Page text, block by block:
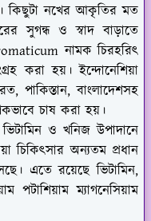
কিছুটা নখের আকৃতির মত
সুগন্ধ ও স্বাদ বাড়াতে
নামক চিরহরিৎ
করা হয়। ইন্দোনেশিয়া
পাকিস্তান, বাংলাদেশসহ
চাষ করা হয়।
ও খনিজ উপাদানে
চিকিৎসার অন্যতম প্রধান
এতে রয়েছে ভিটামিন,
পটাশিয়াম ম্যাগনেসিয়াম